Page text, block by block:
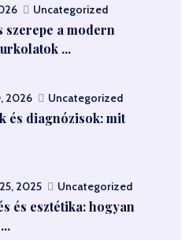
Uncategorized
szerepe a modern
...
2026 Uncategorized
és diagnózisok: mit
2025 Uncategorized
és esztétika: hogyan